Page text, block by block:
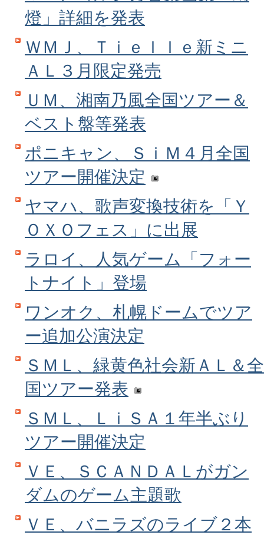
燈」詳細を発表
ＷＭＪ、Ｔｉｅｌｌｅ新ミニ
ＡＬ３月限定発売
ＵＭ、湘南乃風全国ツアー＆
ベスト盤等発表
ポニキャン、ＳｉＭ４月全国
ツアー開催決定
ヤマハ、歌声変換技術を「Ｙ
ＯＸＯフェス」に出展
ラロイ、人気ゲーム「フォー
トナイト」登場
ワンオク、札幌ドームでツア
ー追加公演決定
ＳＭＬ、緑黄色社会新ＡＬ＆全
国ツアー発表
ＳＭＬ、ＬｉＳＡ１年半ぶり
ツアー開催決定
ＶＥ、ＳＣＡＮＤＡＬがガン
ダムのゲーム主題歌
ＶＥ、バニラズのライブ２本